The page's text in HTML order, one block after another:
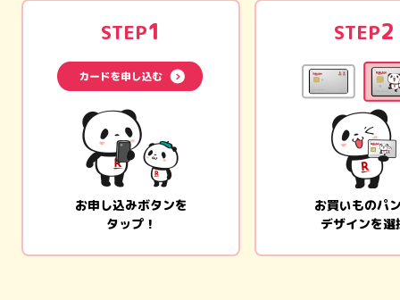
STEP1
お申し込みボタンを
タップ！
STEP2
お買いものパ
デザインを選